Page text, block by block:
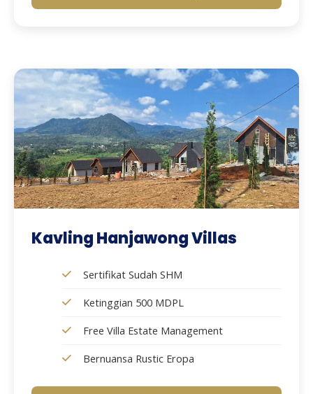
Kavling Hanjawong Villas
Sertifikat Sudah SHM
Ketinggian 500 MDPL
Free Villa Estate Management
Bernuansa Rustic Eropa